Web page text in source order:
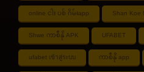
online ငါး ပစ် ဂိမ်းapp Shan Koe
Shwe ကာစီနို APK UFABET
ufabet เข้าสู่ระบบ ကာစီနို app